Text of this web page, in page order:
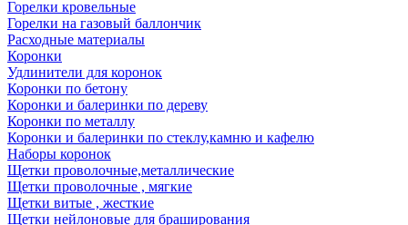
Горелки кровельные
Горелки на газовый баллончик
Расходные материалы
Коронки
Удлинители для коронок
Коронки по бетону
Коронки и балеринки по дереву
Коронки по металлу
Коронки и балеринки по стеклу,камню и кафелю
Наборы коронок
Щетки проволочные,металлические
Щетки проволочные , мягкие
Щетки витые , жесткие
Щетки нейлоновые для браширования